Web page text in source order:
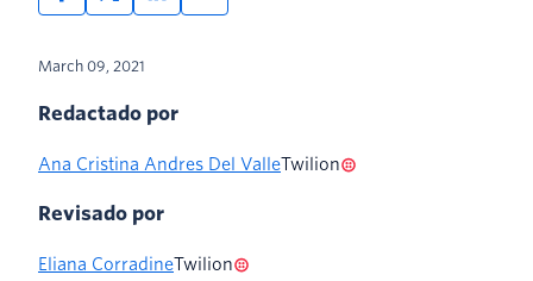
March 09, 2021
Redactado por
Ana Cristina Andres Del ValleTwilion
Revisado por
Eliana CorradineTwilion